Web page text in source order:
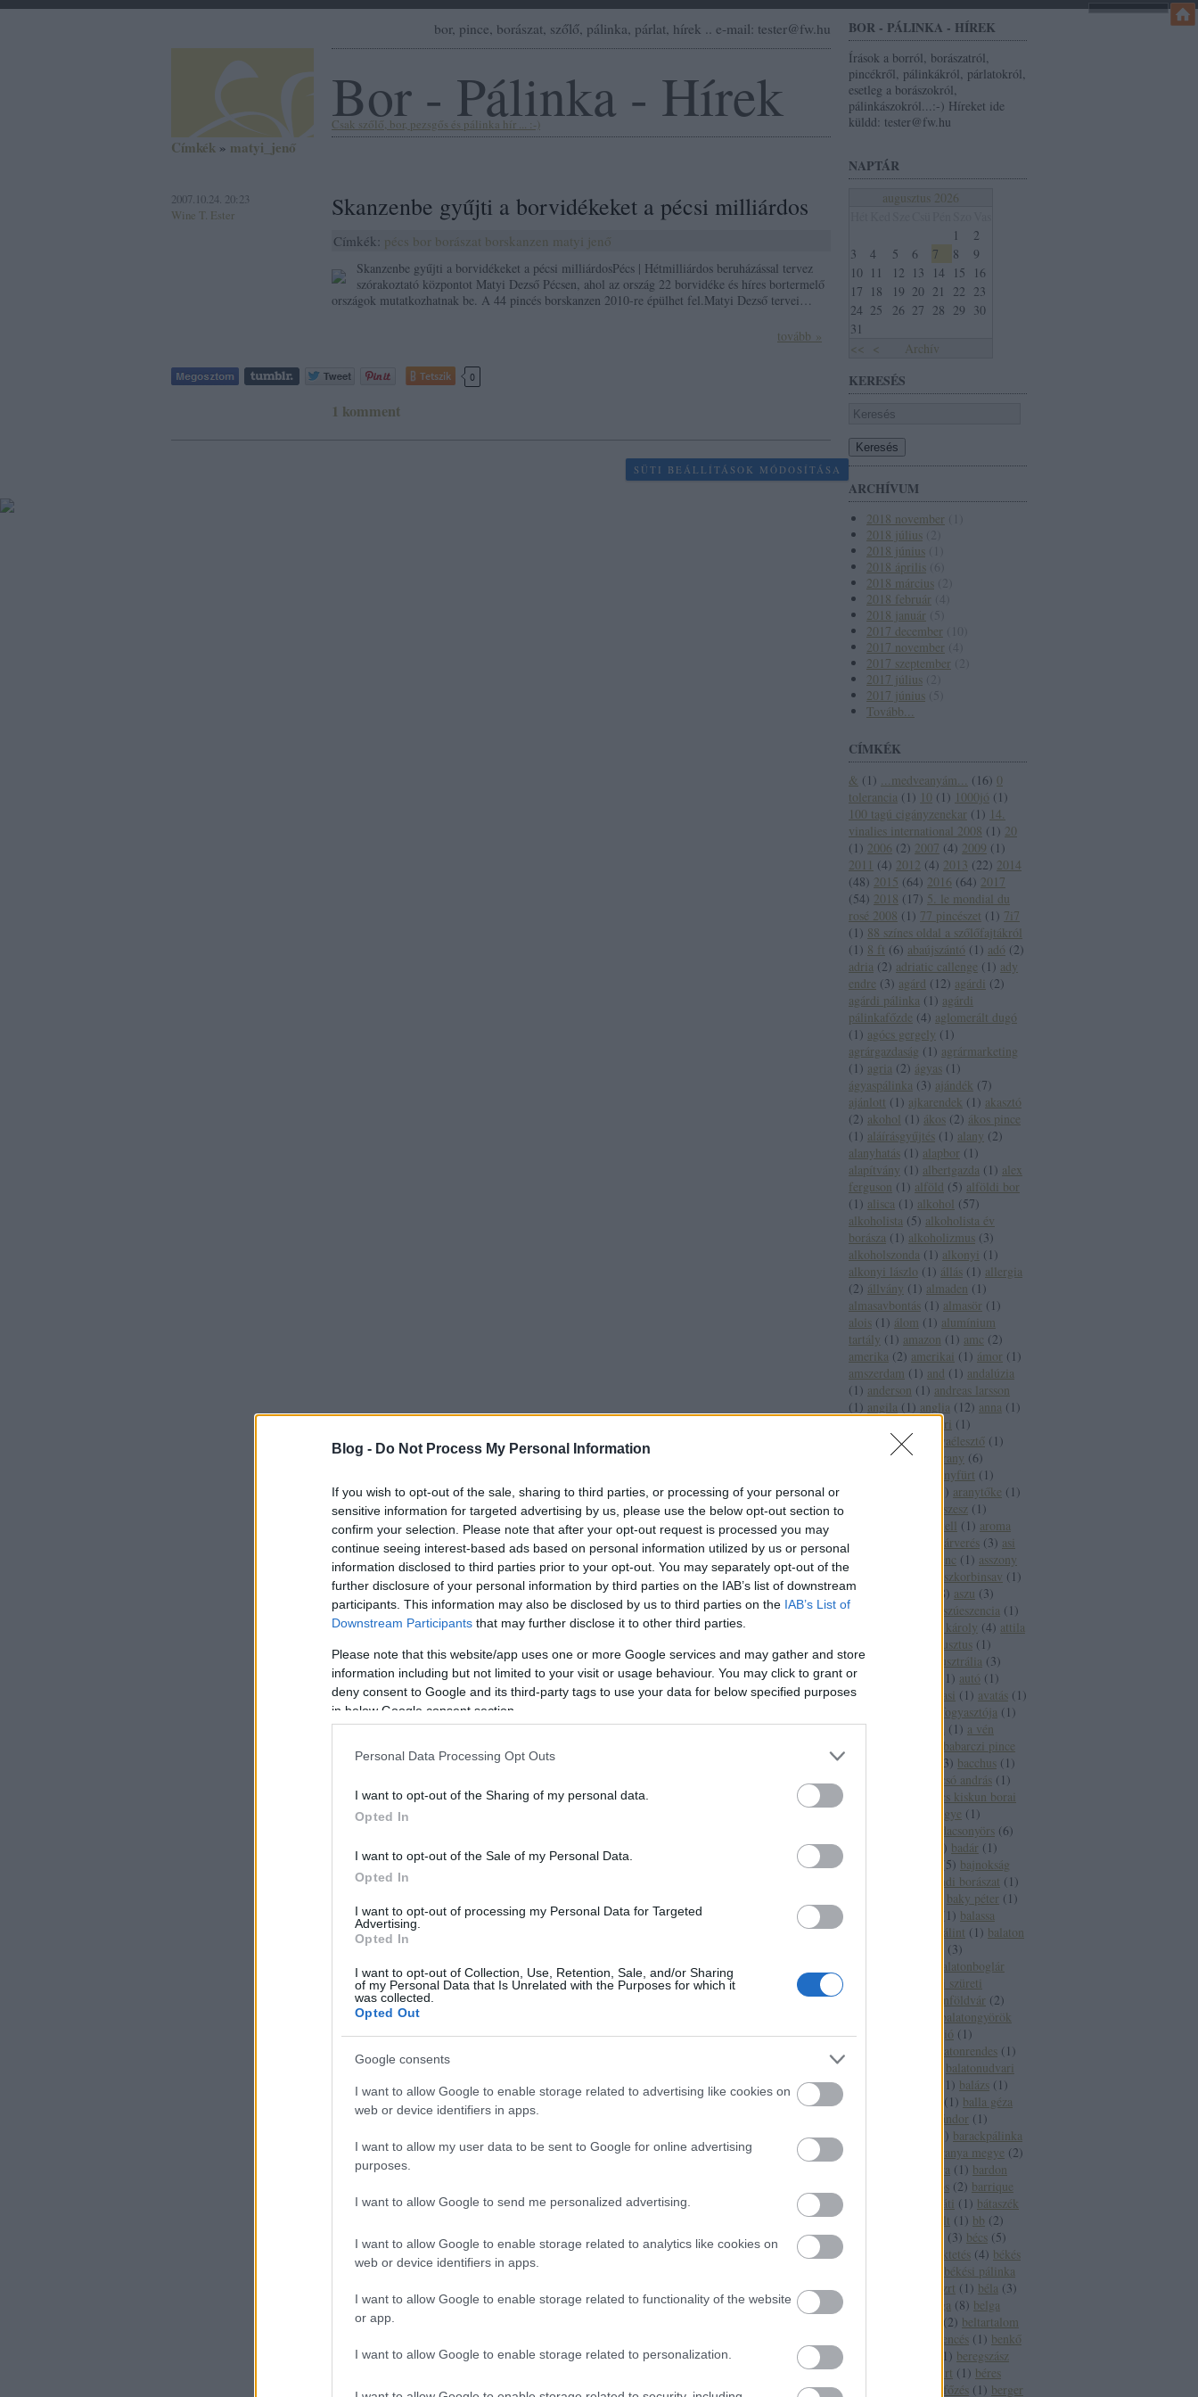
Blog - Do Not Process My Personal Information
If you wish to opt-out of the sale, sharing to third parties, or processing of your personal or
sensitive information for targeted advertising by us, please use the below opt-out section to
confirm your selection. Please note that after your opt-out request is processed you may
continue seeing interest-based ads based on personal information utilized by us or personal
information disclosed to third parties prior to your opt-out. You may separately opt-out of the
further disclosure of your personal information by third parties on the IAB’s list of downstream
participants. This information may also be disclosed by us to third parties on the IAB’s List of
Downstream Participants that may further disclose it to other third parties.
Please note that this website/app uses one or more Google services and may gather and store
information including but not limited to your visit or usage behaviour. You may click to grant or
deny consent to Google and its third-party tags to use your data for below specified purposes
in below Google consent section.
Personal Data Processing Opt Outs
I want to opt-out of the Sharing of my personal data.
Opted In
I want to opt-out of the Sale of my Personal Data.
Opted In
I want to opt-out of processing my Personal Data for Targeted
Advertising.
Opted In
I want to opt-out of Collection, Use, Retention, Sale, and/or Sharing
of my Personal Data that Is Unrelated with the Purposes for which it
was collected.
Opted Out
Google consents
I want to allow Google to enable storage related to advertising like cookies on
web or device identifiers in apps.
I want to allow my user data to be sent to Google for online advertising
purposes.
I want to allow Google to send me personalized advertising.
I want to allow Google to enable storage related to analytics like cookies on
web or device identifiers in apps.
I want to allow Google to enable storage related to functionality of the website
or app.
I want to allow Google to enable storage related to personalization.
BOR - PÁLINKA - HÍREK
Írások a borról, borászatról,
pincékről, pálinkákról, párlatokról,
esetleg a borászokról,
pálinkászokról...:-) Híreket ide
küldd: tester@fw.hu
NAPTÁR
augusztus 2026
<< < Archív
1
2
3
4 5 6 7 8
9
10 11 12 13 14 15
16
17
18 19 20 21 22 23
24 25 26 27 28 29 30
31
KERESÉS
ARCHÍVUM
2018 november
2018 július
2018 június
2018 április
2018 március
2018 február
2018 január
2017 december
2017 november
2017 szeptember
2017 július
2017 június
Tovább...
CÍMKÉK
& ( 1 ) ...medveanyám... ( 16) 0
tolerancia ( 1 ) 10 ( 1 ) 1000jó ( 1 )
100 tagú cigányzenekar ( 1 ) 14.
vinalies international 2008 ( 1 ) 20
( 1 ) 2006 (2) 2007 (4) 2009 ( 1 )
2011 (4) 2012 (4) 2013 (22) 2014
(48) 2015 (64) 2016 (64) 2017
(54) 2018 ( 17) 5. le mondial du
rosé 2008 ( 1 ) 77 pincészet ( 1 ) 7i7
( 1 ) 88 színes oldal a szőlőfajtákról
( 1 ) 8 ft (6) abaújszántó ( 1 ) adó (2)
adria (2) adriatic callenge ( 1 ) ady
endre (3) agárd ( 12) agárdi (2)
agárdi pálinka ( 1 ) agárdi
pálinkafőzde (4) aglomerált dugó
( 1 ) agócs gergely ( 1 )
agrárgazdaság ( 1 ) agrármarketing
( 1 ) agria (2) ágyas ( 1 )
ágyaspálinka (3) ajándék (7)
ajánlott ( 1 ) ajkarendek ( 1 ) akasztó
(2) akohol ( 1 ) ákos (2) ákos pince
( 1 ) aláírásgyűjtés ( 1 ) alany (2)
alanyhatás ( 1 ) alapbor ( 1 )
alapítvány ( 1 ) albertgazda ( 1 ) alex
ferguson ( 1 ) alföld (5) alföldi bor
( 1 ) alisca ( 1 ) alkohol (57)
alkoholista (5) alkoholista év
borásza ( 1 ) alkoholizmus (3)
alkoholszonda ( 1 ) alkonyi ( 1 )
alkonyi lászlo ( 1 ) állás ( 1 ) allergia
(2) állvány ( 1 ) almaden ( 1 )
almasavbontás ( 1 ) almasör ( 1 )
alois ( 1 ) álom ( 1 ) alumínium
tartály ( 1 ) amazon ( 1 ) amc (2)
amerika (2) amerikai ( 1 ) ámor ( 1 )
amszerdam ( 1 ) and ( 1 ) andalúzia
( 1 ) anderson ( 1 ) andreas larsson
( 1 ) angila ( 1 ) anglia ( 12) anna ( 1 )
antinori ( 1 )
antioxidáns ( anyaélesztő ( 1 )
apeh arany (6)
aranyfürt ( 1 )
) aranytőke ( 1 )
arcszesz ( 1 )
árkartell ( 1 ) aroma
(
árverés (3) asi
assisi szent ferenc ( 1 ) asszony
aszkorbinsav ( 1 )
asztala
28) aszu (3)
aszúesszencia
aszúeszencia ( 1 )
áts károly (4) attila
augusztus ( 1 )
augusztus 20
ausztrália (3)
ausztria
1 ) autó ( 1 )
autoverseny
avasi ( 1 ) avatás ( 1 )
az év borfogyasztója ( 1 )
az új
a hét bora ( 1 ) a vén
babarczi pince
3) bacchus ( 1 )
bacsó andrás ( 1 )
bács kiskun borai
bács kiskun megye ( 1 )
badacsonyörs (6)
) badár ( 1 )
5) bajnokság
bakondi borászat ( 1 )
baky péter ( 1 )
1 ) balassa
balassi bálint ( 1 ) balaton
(3)
balatonboglár
balatonboglári szüreti
balatonföldvár (2)
balatongyörök
(4 balatoni borrégió ( 1 )
balatonrendes ( 1 )
balatonudvari
1 ) balázs ( 1 )
( 1 ) balla géza
balogh szabó sándor ( 1 )
) barackpálinka
baranya megye (2)
baranya megye bora ( 1 ) bardon
bárdos (2) barrique
bátaapáti ( 1 ) bátaszék
bazalt ( 1 ) bb (2)
(3) bécs (5)
befektetés (4) békés
békési pálinka
békési pálinka zrt ( 1 ) béla (3)
belga (8) belga
(2) beltartalom
bencés ( 1 ) benkő
1 ) beregszász
béres rt ( 1 ) béres
bérfőzés ( 1 ) berger
bor, pince, borászat, szőlő, pálinka, párlat, hírek .. e-mail: tester@fw.hu
Bor - Pálinka - Hírek
Csak szőlő, bor, pezsgős és pálinka hír ... :-)
Címkék » matyi_jenő
2007.10.24. 20:23
Wine T. Ester
Skanzenbe gyűjti a borvidékeket a pécsi milliárdos
Címkék: pécs bor borászat borskanzen matyi jenő
Skanzenbe gyűjti a borvidékeket a pécsi milliárdosPécs | Hétmilliárdos beruházással tervez
szórakoztató központot Matyi Dezső Pécsen, ahol az ország 22 borvidéke és híres bortermelő
országok mutatkozhatnak be. A 44 pincés borskanzen 2010-re épülhet fel.Matyi Dezső tervei…
tovább »
Tetszik 0
1 komment
SÜTI BEÁLLÍTÁSOK MÓDOSÍTÁSA